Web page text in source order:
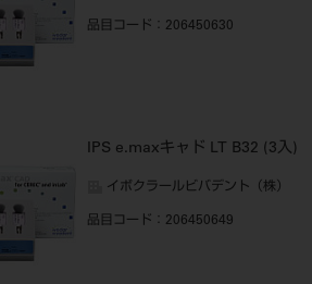
品目コード ：206450630
IPS e.maxキャド LT B32 (3入)
イボクラールビバデント（株）
品目コード ：206450649